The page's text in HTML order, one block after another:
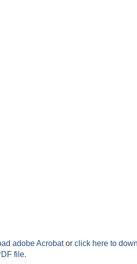
adobe Acrobator click here to
file.